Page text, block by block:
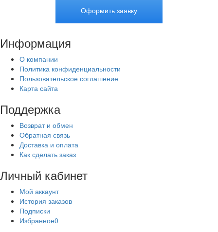
Оформить заявку
Информация
О компании
Политика конфиденциальности
Пользовательское соглашение
Карта сайта
Поддержка
Возврат и обмен
Обратная связь
Доставка и оплата
Как сделать заказ
Личный кабинет
Мой аккаунт
История заказов
Подписки
Избранное0